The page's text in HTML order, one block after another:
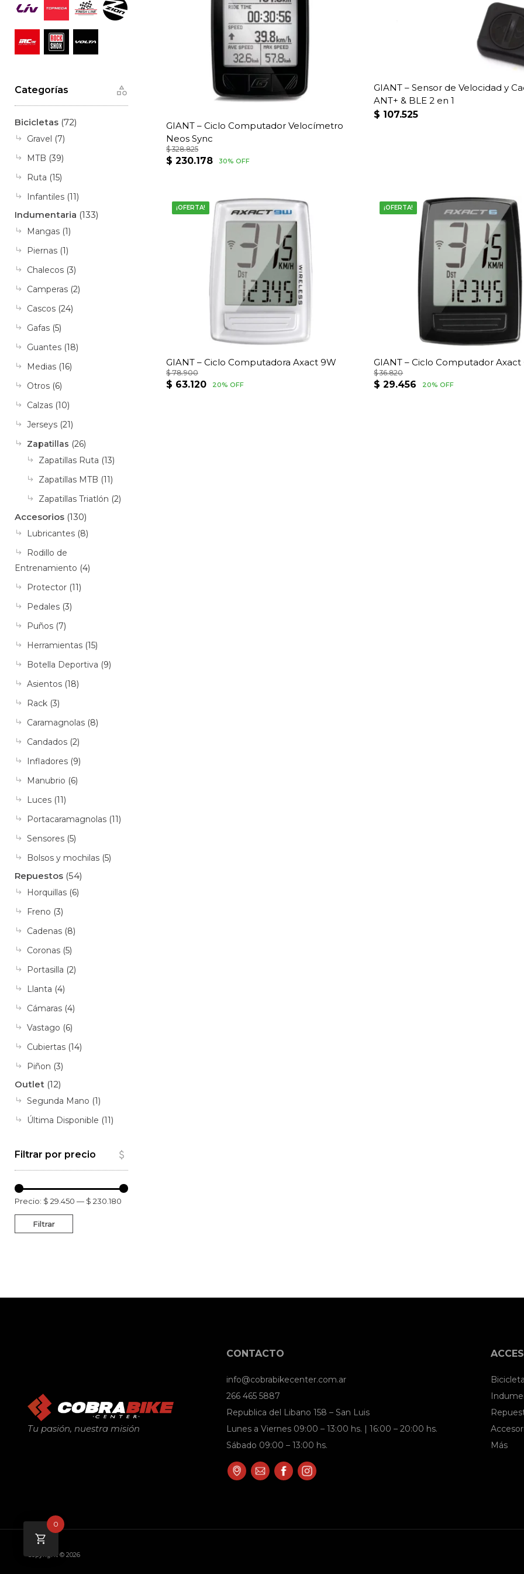
GIANT – Ciclo Computador Velocímetro
Neos Sync
$328.825
El
era:
$ 328.825.
$ 230.178 El
es:
$ 230.178.
30% OFF
GIANT – Sensor de Velocidad y
ANT+ & BLE 2 en 1
$ 107.525
¡OFERTA!
GIANT – Ciclo Computadora Axact 9W
$78.900
El
$ 63.120 El
20% OFF
¡OFERTA!
GIANT – Ciclo Computador Axact
$36.820
El
$ 29.456
El
20% OFF
Categorías
Bicicletas (72)
Gravel (7)
MTB (39)
Ruta (15)
Infantiles (11)
Indumentaria (133)
Mangas (1)
Piernas (1)
Chalecos (3)
Camperas (2)
Cascos (24)
Gafas (5)
Guantes (18)
Medias (16)
Otros (6)
Calzas (10)
Jerseys (21)
Zapatillas (26)
Zapatillas Ruta (13)
Zapatillas MTB (11)
Zapatillas Triatlón (2)
Accesorios (130)
Lubricantes (8)
Rodillo de
Entrenamiento (4)
Protector (11)
Pedales (3)
Puños (7)
Herramientas (15)
Botella Deportiva (9)
Asientos (18)
Rack (3)
Caramagnolas (8)
Candados (2)
Infladores (9)
Manubrio (6)
Luces (11)
Portacaramagnolas (11)
Sensores (5)
Bolsos y mochilas (5)
Repuestos (54)
Horquillas (6)
Freno (3)
Cadenas (8)
Coronas (5)
Portasilla (2)
Llanta (4)
Cámaras (4)
Vastago (6)
Cubiertas (14)
Piñon (3)
Outlet (12)
Segunda Mano (1)
Última Disponible (11)
Filtrar por precio
Filtrar
Precio: $ 29.450 — $ 230.180
Tu pasión, nuestra misión
CONTACTO
info@cobrabikecenter.com.ar
266 465 5887
Republica del Libano 158 – San Luis
Lunes a Viernes 09:00 – 13:00 hs. | 16:00 – 20:00 hs.
Sábado 09:00 – 13:00 hs.
Más
Copyright © 2026
0